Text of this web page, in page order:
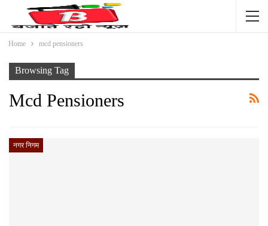
Home mcd pensioners
Browsing Tag
Mcd Pensioners
नगर निगम